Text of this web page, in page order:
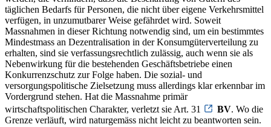
täglichen Bedarfs für Personen, die nicht über eigene Verkehrsmittel
verfügen, in unzumutbarer Weise gefährdet wird. Soweit
Massnahmen in dieser Richtung notwendig sind, um ein bestimmtes
Mindestmass an Dezentralisation in der Konsumgüterverteilung zu
erhalten, sind sie verfassungsrechtlich zulässig, auch wenn sie als
Nebenwirkung für die bestehenden Geschäftsbetriebe einen
Konkurrenzschutz zur Folge haben. Die sozial- und
versorgungspolitische Zielsetzung muss allerdings klar erkennbar im
Vordergrund stehen. Hat die Massnahme primär
wirtschaftspolitischen Charakter, verletzt sie Art. 31
BV. Wo die
Grenze verläuft, wird naturgemäss nicht leicht zu beantworten sein.